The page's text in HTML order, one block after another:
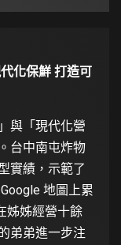
化保鮮 打造可
與「現代化營
台中南屯炸物
實績，示範了
地圖上累
姊姊經營十餘
弟弟進一步注